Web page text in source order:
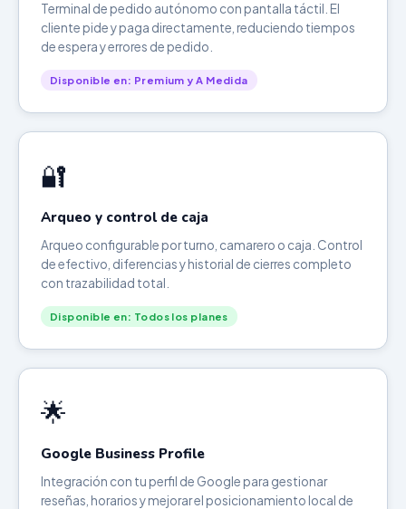
Terminal de pedido autónomo con pantalla táctil. El
cliente pide y paga directamente, reduciendo tiempos
de espera y errores de pedido.
Disponible en: Premium y A Medida
🔐
Arqueo y control de caja
Arqueo configurable por turno, camarero o caja. Control
de efectivo, diferencias y historial de cierres completo
con trazabilidad total.
Disponible en: Todos los planes
🌟
Google Business Profile
Integración con tu perfil de Google para gestionar
reseñas, horarios y mejorar el posicionamiento local de